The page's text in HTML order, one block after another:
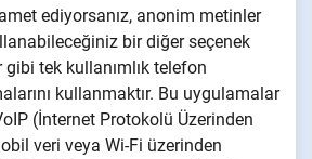
ediyorsanız, anonim metinler
bir diğer seçenek
tek kullanımlık telefon
kullanmaktır. Bu uygulamalar
(İnternet Protokolü Üzerinden
veri veya Wi-Fi üzerinden